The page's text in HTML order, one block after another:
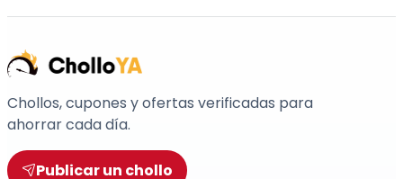
Chollos, cupones y ofertas verificadas para
ahorrar cada día.
Publicar un chollo